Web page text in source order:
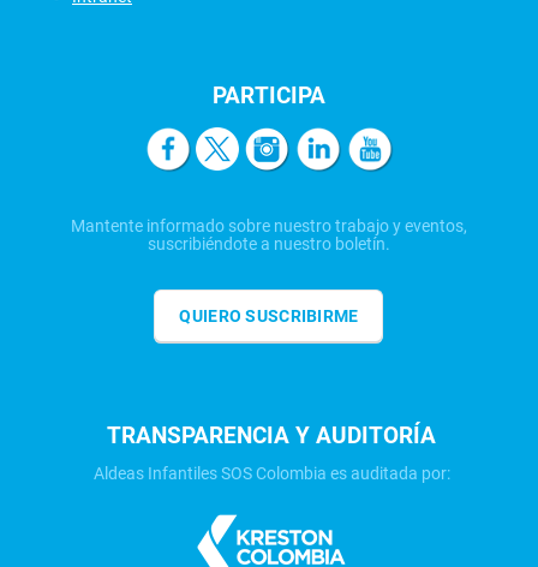
PARTICIPA
Mantente informado sobre nuestro trabajo y eventos,
suscribiéndote a nuestro boletín.
QUIERO SUSCRIBIRME
TRANSPARENCIA Y AUDITORÍA
Aldeas Infantiles SOS Colombia es auditada por: